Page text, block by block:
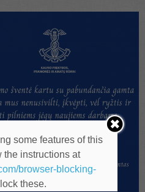
some features of this
the instructions at
browser-blocking-
these.